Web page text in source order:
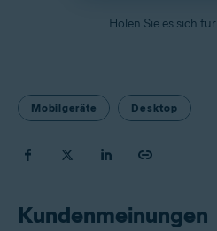
Holen Sie es sich für
Mobilgeräte Desktop
Kundenmeinungen